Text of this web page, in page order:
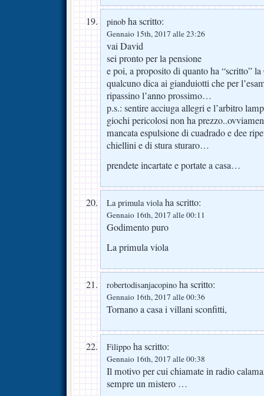
pinob ha scritto:
Gennaio 15th, 2017 alle 23:26
vai David
sei pronto per la pensione
e poi, a proposito di quanto ha “scritto”
qualcuno dica ai gianduiotti che per
ripassino l’anno prossimo…
p.s.: sentire acciuga allegri e l’arbitro
giochi pericolosi non ha
mancata espulsione di cuadrado e dee
chiellini e di stura sturaro…
prendete incartate e portate a casa…
La primula violaha scritto:
Gennaio 16th, 2017 alle 00:11
Godimento puro
La primula viola
robertodisanjacopino ha scritto:
Gennaio 16th, 2017 alle 00:36
Tornano a casa i villani sconfitti,
Filippo ha scritto:
Gennaio 16th, 2017 alle 00:38
Il motivo per cui chiamate in radio
sempre un mistero …